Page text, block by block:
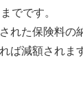
でです。
れた保険料
ば減額されま